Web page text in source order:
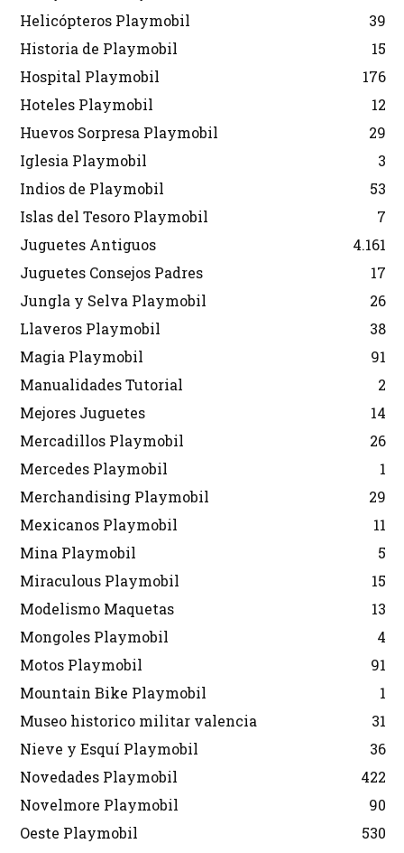
Helicópteros Playmobil
39
Historia de Playmobil
15
Hospital Playmobil
176
Hoteles Playmobil
12
Huevos Sorpresa Playmobil
29
Iglesia Playmobil
3
Indios de Playmobil
53
Islas del Tesoro Playmobil
7
Juguetes Antiguos
4.161
Juguetes Consejos Padres
17
Jungla y Selva Playmobil
26
Llaveros Playmobil
38
Magia Playmobil
91
Manualidades Tutorial
2
Mejores Juguetes
14
Mercadillos Playmobil
26
Mercedes Playmobil
1
Merchandising Playmobil
29
Mexicanos Playmobil
11
Mina Playmobil
5
Miraculous Playmobil
15
Modelismo Maquetas
13
Mongoles Playmobil
4
Motos Playmobil
91
Mountain Bike Playmobil
1
Museo historico militar valencia
31
Nieve y Esquí Playmobil
36
Novedades Playmobil
422
Novelmore Playmobil
90
Oeste Playmobil
530